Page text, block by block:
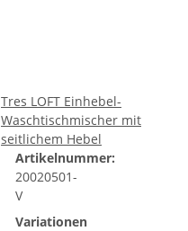
Tres LOFT Einhebel-
Waschtischmischer mit
seitlichem Hebel
Artikelnummer:
20020501-
V
Variationen